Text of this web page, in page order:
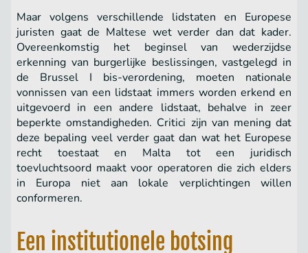
Maar volgens verschillende lidstaten en Europese
juristen gaat de Maltese wet verder dan dat kader.
Overeenkomstig het beginsel van wederzijdse
erkenning van burgerlijke beslissingen, vastgelegd in
de Brussel I bis-verordening, moeten nationale
vonnissen van een lidstaat immers worden erkend en
uitgevoerd in een andere lidstaat, behalve in zeer
beperkte omstandigheden. Critici zijn van mening dat
deze bepaling veel verder gaat dan wat het Europese
recht toestaat en Malta tot een juridisch
toevluchtsoord maakt voor operatoren die zich elders
in Europa niet aan lokale verplichtingen willen
conformeren.
Een institutionele botsing